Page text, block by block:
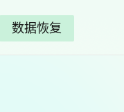
数据恢复